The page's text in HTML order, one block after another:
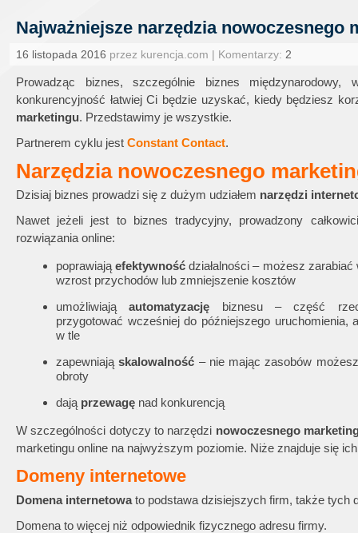
Najważniejsze narzędzia nowoczesnego
16 listopada 2016 przez kurencja.com | Komentarzy: 2
Prowadząc biznes, szczególnie biznes
konkurencyjność łatwiej Ci będzie uzyskać, kiedy będziesz
marketingu. Przedstawimy je wszystkie.
Partnerem cyklu jest Constant Contact.
Narzędzia nowoczesnego
Dzisiaj biznes prowadzi się z dużym udziałem narzędzi
Nawet jeżeli jest to biznes tradycyjny, prowadzony
rozwiązania online:
poprawiają efektywność działalności – możesz zarabiać
wzrost przychodów lub zmniejszenie kosztów
umożliwiają automatyzację biznesu – część
przygotować wcześniej do późniejszego uruchomienia,
w tle
zapewniająskalowalność – nie mając zasobów
obroty
dają przewagę nad konkurencją
W szczególności dotyczy to narzędzi nowoczesnego
marketingu online na najwyższym poziomie. Niże znajduje się
Domeny internetowe
Domena internetowato podstawa dzisiejszych firm, także tych
Domena to więcej niż odpowiednik fizycznego adresu firmy.